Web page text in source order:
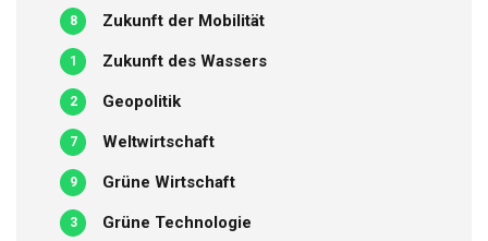
Zukunft der Mobilität
8
Zukunft des Wassers
1
Geopolitik
2
Weltwirtschaft
7
Grüne Wirtschaft
9
Grüne Technologie
3